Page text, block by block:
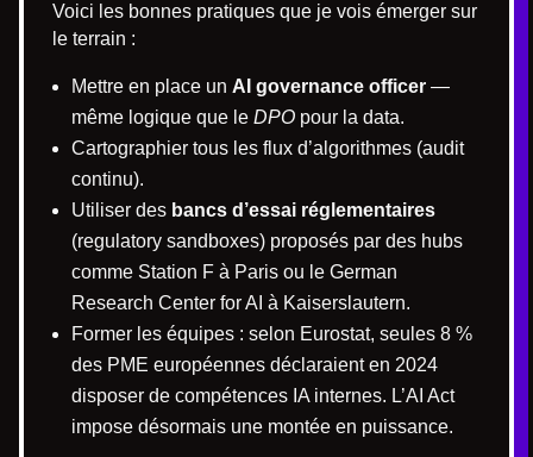
Voici les bonnes pratiques que je vois émerger sur
le terrain :
Mettre en place un AI governance officer —
même logique que le DPO pour la data.
Cartographier tous les flux d’algorithmes (audit
continu).
Utiliser des bancs d’essai réglementaires
(regulatory sandboxes) proposés par des hubs
comme Station F à Paris ou le German
Research Center for AI à Kaiserslautern.
Former les équipes : selon Eurostat, seules 8 %
des PME européennes déclaraient en 2024
disposer de compétences IA internes. L’AI Act
impose désormais une montée en puissance.